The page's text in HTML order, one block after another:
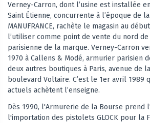
Verney-Carron, dont l’usine est installée
Saint Étienne, concurrente à l’époque de
MANUFRANCE, rachète le magasin au
l’utiliser comme point de vente du nord
parisienne de la marque. Verney-Carron
1970 à Callens & Modé, armurier parisien
deux autres boutiques à Paris, avenue de
boulevard Voltaire. C’est le 1er avril 1989
actuels achètent l’enseigne.
Dès 1990, l'Armurerie de la Bourse prend
l'importation des pistolets GLOCK pour la